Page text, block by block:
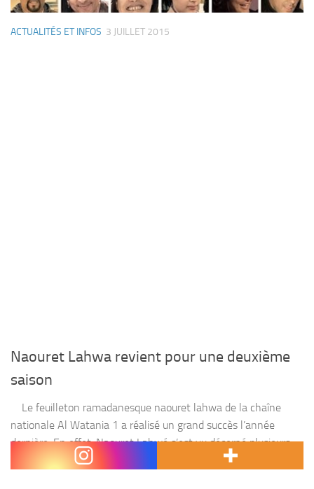
ACTUALITÉS ET INFOS 3 JUILLET 2015
Naouret Lahwa revient pour une deuxième
saison
Le feuilleton ramadanesque naouret lahwa de la chaîne
nationale Al Watania 1 a réalisé un grand succès l’année
dernière. En effet, Naouret Lahwé s’est vu décerné plusieurs
prix et a réalisé des...